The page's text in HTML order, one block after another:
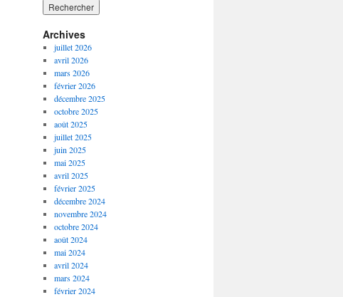
Archives
juillet 2026
avril 2026
mars 2026
février 2026
décembre 2025
octobre 2025
août 2025
juillet 2025
juin 2025
mai 2025
avril 2025
février 2025
décembre 2024
novembre 2024
octobre 2024
août 2024
mai 2024
avril 2024
mars 2024
février 2024